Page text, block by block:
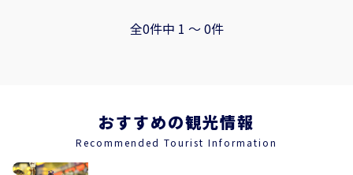
全0件中 1 〜 0件
おすすめの観光情報
Recommended Tourist Information